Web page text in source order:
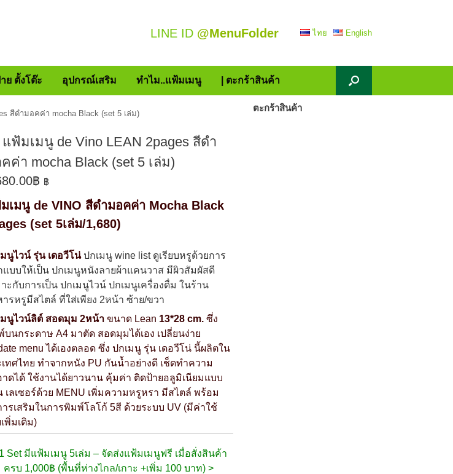
LINE ID @MenuFolder ไทย English
ย ตั้งโต๊ะ อุปกรณ์เสริม ทำไม..แฟ้มเมนู | ตะกร้าสินค้า
สีดำมอคค่า mocha Black (set 5 เล่ม)
แฟ้มเมนู de Vino LEAN 2pages สีดำ
ค่า mocha Black (set 5 เล่ม)
฿ ฿
เมนู de VINO สีดำมอคค่า Mocha Black
(set 5เล่ม/1,680)
นูไวน์ รุ่น เดอวีโน่ปกเมนู wine list ดูเรียบหรูด้วยการ
แบบให้เป็น ปกเมนูหนังลายผ้าแคนวาส มีผิวสัมผัสดี
าะกับการเป็น ปกเมนูไวน์ ปกเมนูเครื่องดื่ม ในร้าน
ารหรูมีสไตล์ ที่ใส่เพียง 2หน้า ซ้าย/ขวา
มนูไวน์ลิต์ สอดมุม 2หน้า ขนาด Lean 13*28 cm. ซึ่ง
บนกระดาษ A4 มาตัด สอดมุมได้เอง เปลี่ยนง่าย
menu ได้เองตลอด ซึ่ง ปกเมนู รุ่น เดอวีโน่ นี้ผลิตใน
ทศไทย ทำจากหนัง PU กันน้ำอย่างดี เช็ดทำความ
าดได้ ใช้งานได้ยาวนาน คุ้มค่า ติดป้ายอลูมิเนียมแบบ
เลเซอร์ด้วย MENU เพิ่มความหรูหรา มีสไตล์ พร้อม
ารเสริมในการพิมพ์โลโก้ 5สี ด้วยระบบ UV (มีค่าใช้
พิ่มเติม)
Set มีแฟ้มเมนู 5เล่ม – จัดส่งแฟ้มเมนูฟรี เมื่อสั่งสินค้า
ครบ 1,000฿ (พื้นที่ห่างไกล/เกาะ +เพิ่ม 100 บาท) >
ตะกร้าสินค้า